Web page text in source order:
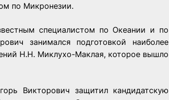
по Микронезии.
специалистом по Океании и по
занимался подготовкой наиболее
Н.Н. Миклухо-Маклая, которое вышло
Викторович защитил кандидатскую